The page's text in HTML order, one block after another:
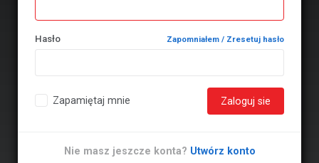
Hasło Zapomniałem / Zresetuj hasło
Zapamiętaj mnie Zaloguj sie
Nie masz jeszcze konta? Utwórz konto